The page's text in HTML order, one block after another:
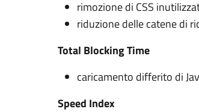
rimozione di CSS
riduzione delle catene di
Total Blocking Time
caricamento differito di
Speed Index